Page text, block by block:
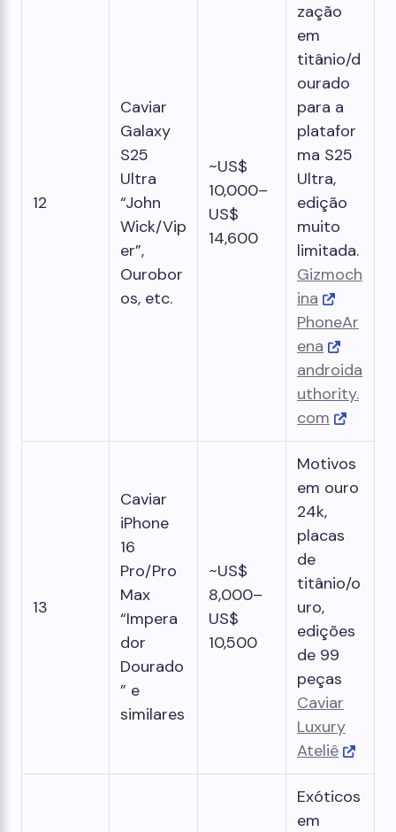
12
Caviar
Galaxy
S25
Ultra
“John
Wick/Vip
er”,
Ourobor
os, etc.
~US$
10,000–
US$
14,600
zação
em
titânio/d
ourado
para a
platafor
ma S25
Ultra,
edição
muito
limitada.
Gizmoch
ina
PhoneAr
ena
androida
uthority.
com
13
Caviar
iPhone
16
Pro/Pro
Max
“Impera
dor
Dourado
” e
similares
~US$
8,000–
US$
10,500
Motivos
em ouro
24k,
placas
de
titânio/o
uro,
edições
de 99
peças
Caviar
Luxury
Ateliê
Exóticos
em